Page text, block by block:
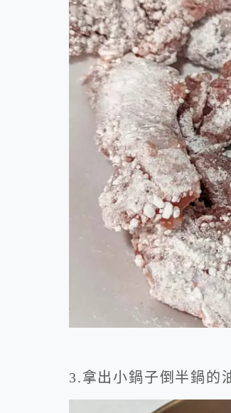
3.拿出小鍋子倒半鍋的